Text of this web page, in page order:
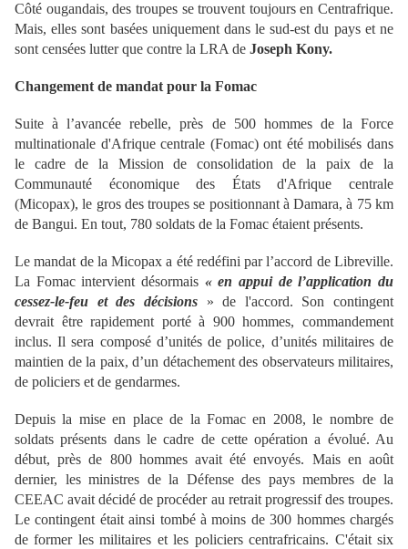
Côté ougandais, des troupes se trouvent toujours en Centrafrique.
Mais, elles sont basées uniquement dans le sud-est du pays et ne
sont censées lutter que contre la LRA de Joseph Kony.
Changement de mandat pour la Fomac
Suite à l’avancée rebelle, près de 500 hommes de la Force
multinationale d'Afrique centrale (Fomac) ont été mobilisés dans
le cadre de la Mission de consolidation de la paix de la
Communauté économique des États d'Afrique centrale
(Micopax), le gros des troupes se positionnant à Damara, à 75 km
de Bangui. En tout, 780 soldats de la Fomac étaient présents.
Le mandat de la Micopax a été redéfini par l’accord de Libreville.
La Fomac intervient désormais « en appui de l’application du
cessez-le-feu et des décisions» de l'accord. Son contingent
devrait être rapidement porté à 900 hommes, commandement
inclus. Il sera composé d’unités de police, d’unités militaires de
maintien de la paix, d’un détachement des observateurs militaires,
de policiers et de gendarmes.
Depuis la mise en place de la Fomac en 2008, le nombre de
soldats présents dans le cadre de cette opération a évolué. Au
début, près de 800 hommes avait été envoyés. Mais en août
dernier, les ministres de la Défense des pays membres de la
CEEAC avait décidé de procéder au retrait progressif des troupes.
Le contingent était ainsi tombé à moins de 300 hommes chargés
de former les militaires et les policiers centrafricains. C'était six